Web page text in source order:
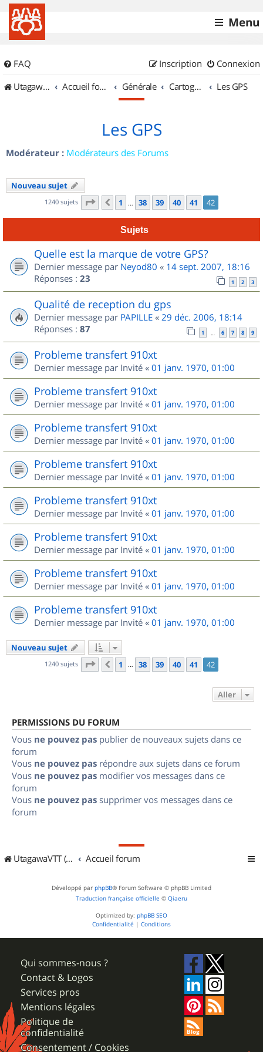
Menu
FAQ Connexion
Inscription
UtagawaVTT (Randos VTT et VTTAE avec traces GPS)
Accueil forum Générale Cartographie et GPS Les GPS
Les GPS
Modérateur : Modérateurs des Forums
Nouveau sujet
1240 sujets Page 42 sur42
Précédent
1 … 38 39 40 41 42
Sujets
Quelle est la marque de votre GPS?
Dernier message par Neyod80 « 14 sept. 2007, 18:16
Réponses : 23 1 2 3
Qualité de reception du gps
Dernier message par PAPILLE « 29 déc. 2006, 18:14
Réponses : 87 1 … 6 7 8 9
Probleme transfert 910xt
Dernier message par Invité « 01 janv. 1970, 01:00
Probleme transfert 910xt
Dernier message par Invité « 01 janv. 1970, 01:00
Probleme transfert 910xt
Dernier message par Invité « 01 janv. 1970, 01:00
Probleme transfert 910xt
Dernier message par Invité « 01 janv. 1970, 01:00
Probleme transfert 910xt
Dernier message par Invité « 01 janv. 1970, 01:00
Probleme transfert 910xt
Dernier message par Invité « 01 janv. 1970, 01:00
Probleme transfert 910xt
Dernier message par Invité « 01 janv. 1970, 01:00
Probleme transfert 910xt
Dernier message par Invité « 01 janv. 1970, 01:00
Nouveau sujet
1240 sujets Page 42 sur42
Précédent
1 … 38 39 40 41 42
Aller
PERMISSIONS DU FORUM
Vous ne pouvez pas publier de nouveaux sujets dans ce
forum
Vous ne pouvez pas répondre aux sujets dans ce forum
Vous ne pouvez pas modifier vos messages dans ce
forum
Vous ne pouvez pas supprimer vos messages dans ce
forum
UtagawaVTT (Randos VTT et VTTAE avec traces GPS) Accueil forum
Développé par phpBB® Forum Software © phpBB Limited
Traduction française officielle © Qiaeru
Optimized by: phpBB SEO
Confidentialité | Conditions
Qui sommes-nous ?
Contact & Logos
Services pros
Mentions légales
Politique de
confidentialité
Consentement / Cookies